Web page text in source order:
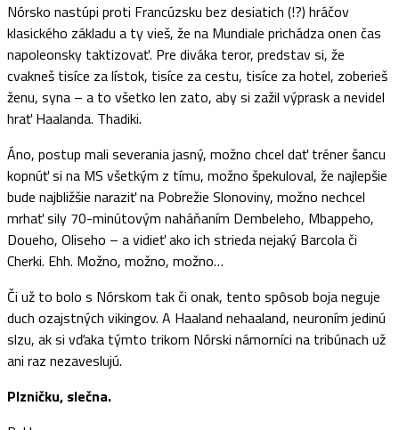
Nórsko nastúpi proti Francúzsku bez desiatich (!?) hráčov
klasického základu a ty vieš, že na Mundiale prichádza onen čas
napoleonsky taktizovať. Pre diváka teror, predstav si, že
cvakneš tisíce za lístok, tisíce za cestu, tisíce za hotel, zoberieš
ženu, syna – a to všetko len zato, aby si zažil výprask a nevidel
hrať Haalanda. Thadiki.
Áno, postup mali severania jasný, možno chcel dať tréner šancu
kopnúť si na MS všetkým z tímu, možno špekuloval, že najlepšie
bude najbližšie naraziť na Pobrežie Slonoviny, možno nechcel
mrhať sily 70-minútovým naháňaním Dembeleho, Mbappeho,
Doueho, Oliseho – a vidieť ako ich strieda nejaký Barcola či
Cherki. Ehh. Možno, možno, možno…
Či už to bolo s Nórskom tak či onak, tento spôsob boja neguje
duch ozajstných vikingov. A Haaland nehaaland, neuroním jedinú
slzu, ak si vďaka týmto trikom Nórski námorníci na tribúnach už
ani raz nezaveslujú.
Plzničku, slečna.